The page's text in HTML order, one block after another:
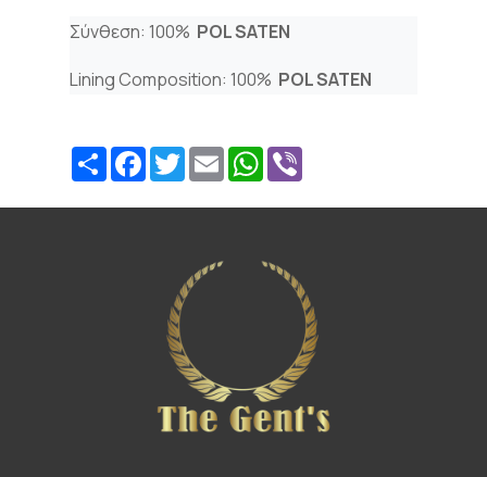
Σύνθεση: 100% POL SATEN
Lining Composition: 100% POL SATEN
ShareFacebook
TwitterEmailWhatsApp